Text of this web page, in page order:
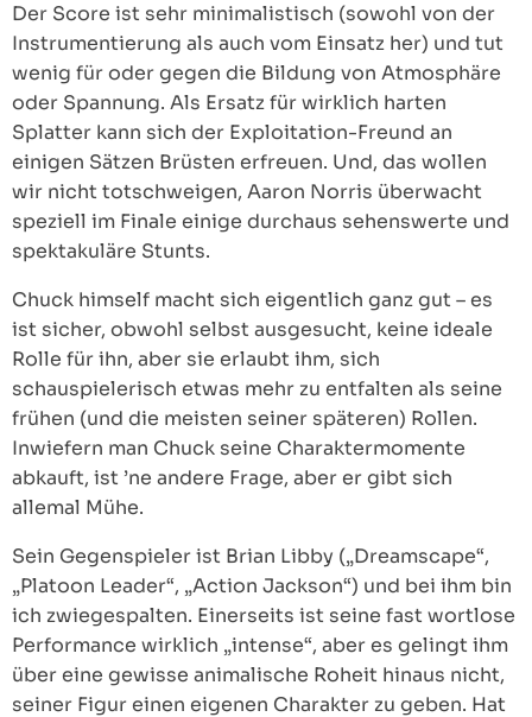
Der Score ist sehr minimalistisch (sowohl von der
Instrumentierung als auch vom Einsatz her) und tut
wenig für oder gegen die Bildung von Atmosphäre
oder Spannung. Als Ersatz für wirklich harten
Splatter kann sich der Exploitation-Freund an
einigen Sätzen Brüsten erfreuen. Und, das wollen
wir nicht totschweigen, Aaron Norris überwacht
speziell im Finale einige durchaus sehenswerte und
spektakuläre Stunts.
Chuck himself macht sich eigentlich ganz gut – es
ist sicher, obwohl selbst ausgesucht, keine ideale
Rolle für ihn, aber sie erlaubt ihm, sich
schauspielerisch etwas mehr zu entfalten als seine
frühen (und die meisten seiner späteren) Rollen.
Inwiefern man Chuck seine Charaktermomente
abkauft, ist ’ne andere Frage, aber er gibt sich
allemal Mühe.
Sein Gegenspieler ist Brian Libby („Dreamscape“,
„Platoon Leader“, „Action Jackson“) und bei ihm bin
ich zwiegespalten. Einerseits ist seine fast wortlose
Performance wirklich „intense“, aber es gelingt ihm
über eine gewisse animalische Roheit hinaus nicht,
seiner Figur einen eigenen Charakter zu geben. Hat